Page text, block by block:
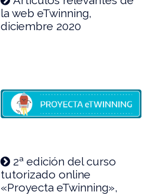
la web eTwinning,
diciembre 2020
2ª edición del curso
tutorizado online
«Proyecta eTwinning»,